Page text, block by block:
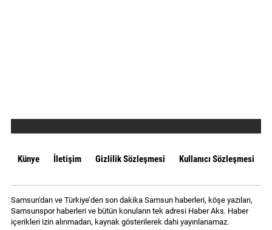
Künye İletişim Gizlilik Sözleşmesi Kullanıcı Sözleşmesi
Samsun'dan ve Türkiye’den son dakika Samsun haberleri, köşe yazıları,
Samsunspor haberleri ve bütün konuların tek adresi Haber Aks. Haber
içerikleri izin alınmadan, kaynak gösterilerek dahi yayınlanamaz.